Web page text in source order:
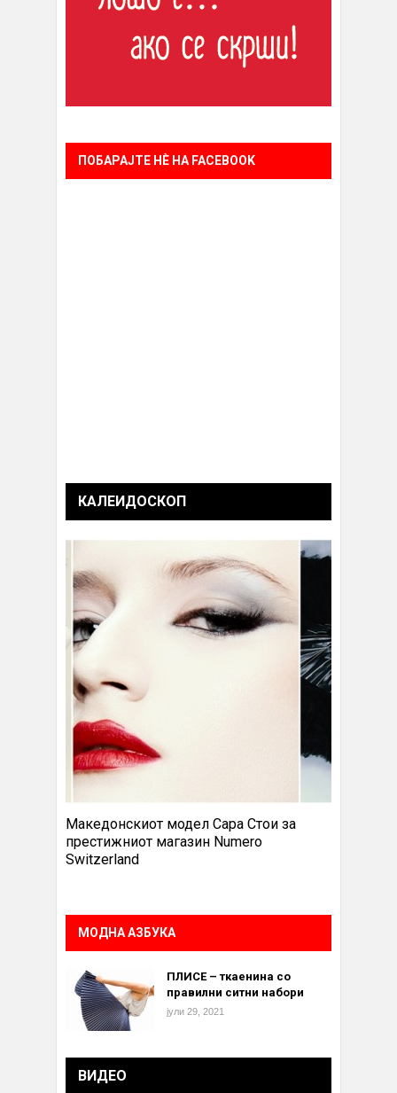
ПОБАРАЈТЕ НÈ НА FACEBOOK
КАЛЕИДОСКОП
Македонскиот модел Сара Стои за
престижниот магазин Numero
Switzerland
МОДНА АЗБУКА
ПЛИСЕ – ткаенина со
правилни ситни набори
јули 29, 2021
ВИДЕО